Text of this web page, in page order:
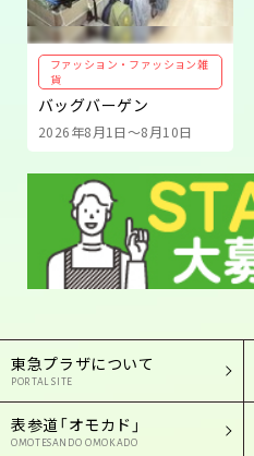
ファッション・ファッション雑
貨
バッグバーゲン
2026年8月1日～8月10日
東急プラザについて
PORTAL SITE
表参道「オモカド」
OMOTESANDO OMOKADO